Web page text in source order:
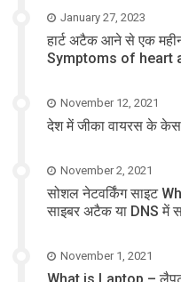
January 27, 2023
हार्ट अटैक आने से एक
Symptoms of heart
November 12, 2021
देश में जीका वायरस के
November 2, 2021
सोशल नेटवर्किंग साइट
साइबर अटैक या DNS में
November 1, 2021